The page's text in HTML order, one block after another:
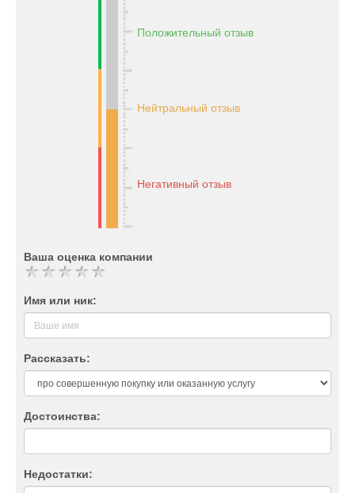
Положительный отзыв
Нейтральный отзыв
Негативный отзыв
Ваша оценка компании
Имя или ник:
Рассказать:
Достоинства:
Недостатки: